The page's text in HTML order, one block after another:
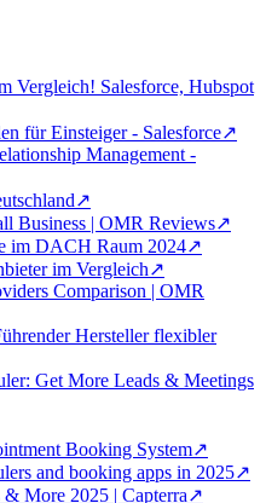
Vergleich! Salesforce, Hubspot
für Einsteiger - Salesforce↗
Management -
↗
Business | OMR Reviews↗
im DACH Raum 2024↗
im Vergleich↗
Comparison | OMR
Hersteller flexibler
Get More Leads & Meetings
Booking System↗
and booking apps in 2025↗
More 2025 | Capterra↗